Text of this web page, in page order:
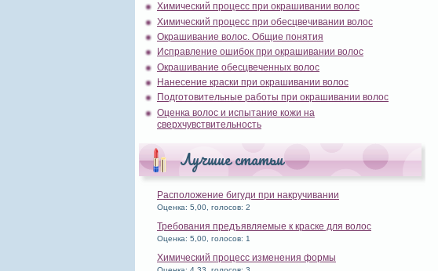
Химический процесс при окрашивании волос
Химический процесс при обесцвечивании волос
Окрашивание волос. Общие понятия
Исправление ошибок при окрашивании волос
Окрашивание обесцвеченных волос
Нанесение краски при окрашивании волос
Подготовительные работы при окрашивании волос
Оценка волос и испытание кожи на
сверхчувствительность
Лучшие статьи
Расположение бигуди при накручивании
Оценка: 5,00, голосов: 2
Требования предъявляемые к краске для волос
Оценка: 5,00, голосов: 1
Химический процесс изменения формы